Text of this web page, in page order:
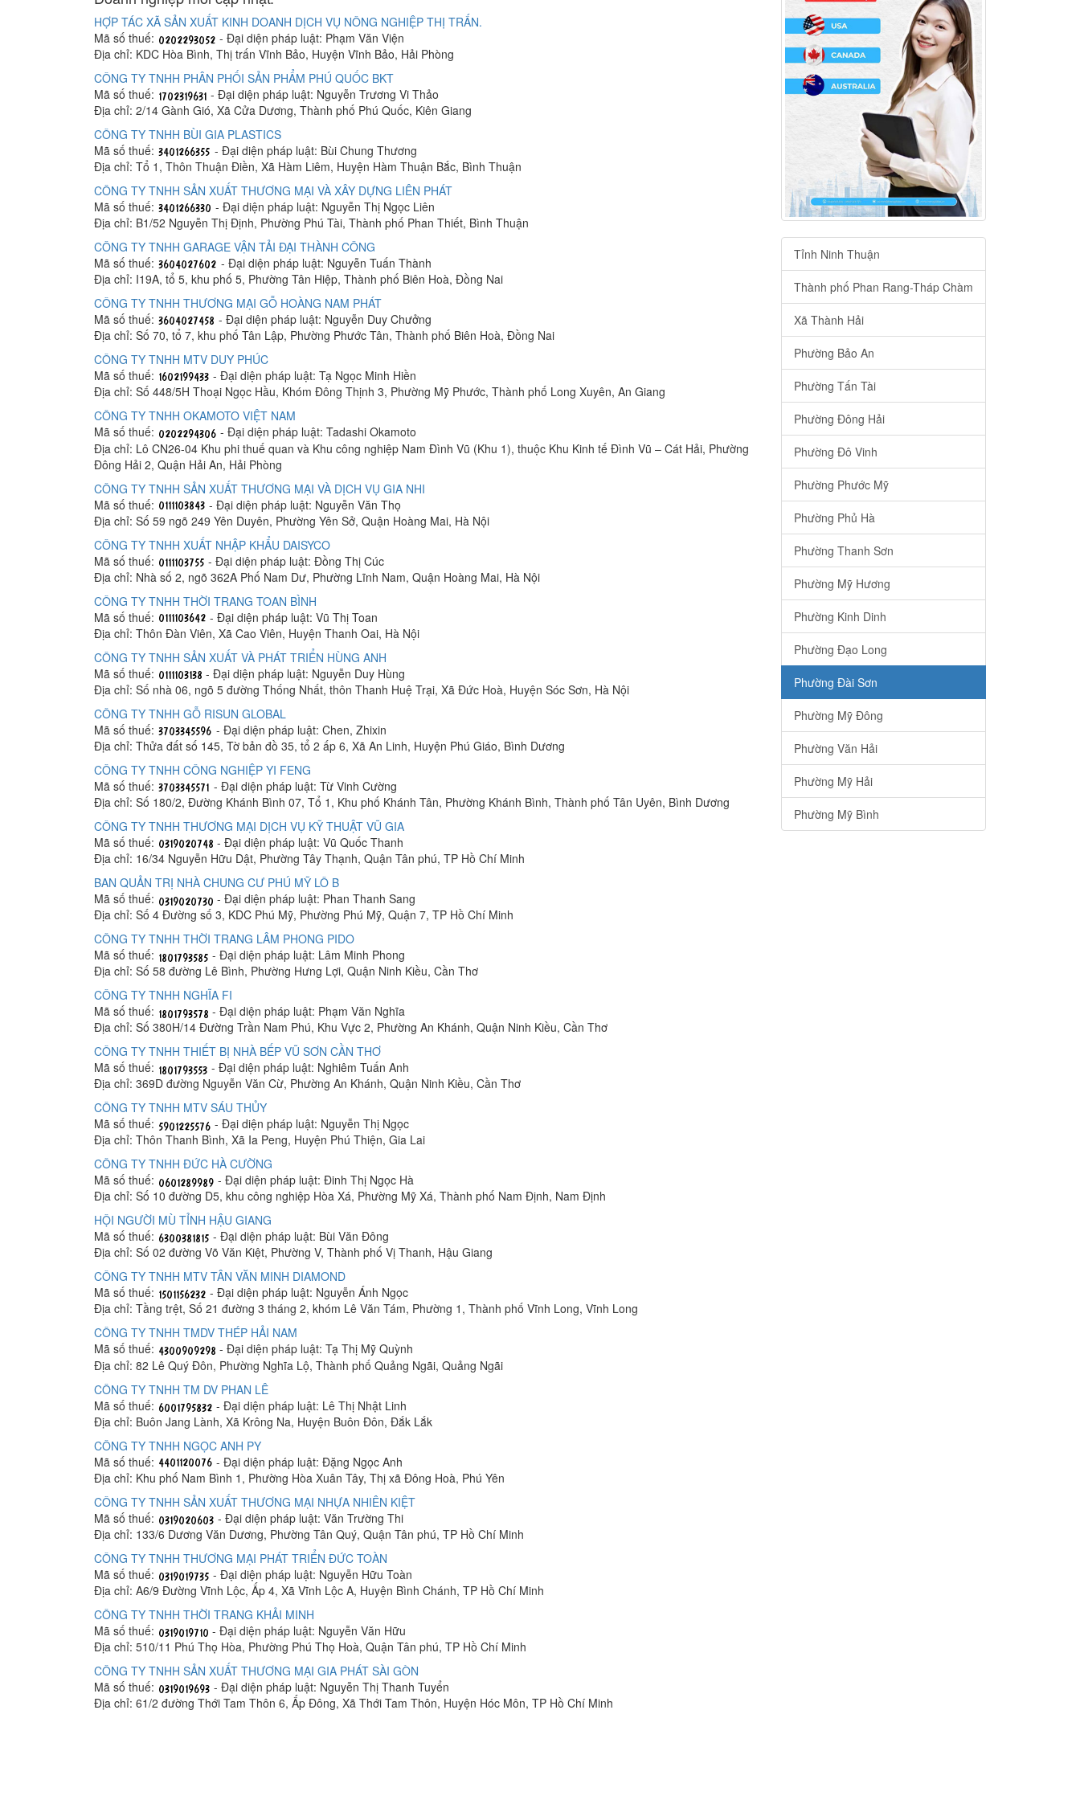
HỢP TÁC XÃ SẢN XUẤT KINH DOANH DỊCH VỤ NÔNG NGHIỆP THỊ TRẤN.
Mã số thuế:
- Đại diện pháp luật: Phạm Văn Viện
Địa chỉ: KDC Hòa Bình, Thị trấn Vĩnh Bảo, Huyện Vĩnh Bảo, Hải Phòng
CÔNG TY TNHH PHÂN PHỐI SẢN PHẨM PHÚ QUỐC BKT
Mã số thuế:
- Đại diện pháp luật: Nguyễn Trương Vi Thảo
Địa chỉ: 2/14 Gành Gió, Xã Cửa Dương, Thành phố Phú Quốc, Kiên Giang
CÔNG TY TNHH BÙI GIA PLASTICS
Mã số thuế:
- Đại diện pháp luật: Bùi Chung Thương
Địa chỉ: Tổ 1, Thôn Thuận Điền, Xã Hàm Liêm, Huyện Hàm Thuận Bắc, Bình Thuận
CÔNG TY TNHH SẢN XUẤT THƯƠNG MẠI VÀ XÂY DỰNG LIÊN PHÁT
Mã số thuế:
- Đại diện pháp luật: Nguyễn Thị Ngọc Liên
Địa chỉ: B1/52 Nguyễn Thị Định, Phường Phú Tài, Thành phố Phan Thiết, Bình Thuận
CÔNG TY TNHH GARAGE VẬN TẢI ĐẠI THÀNH CÔNG
Mã số thuế:
- Đại diện pháp luật: Nguyễn Tuấn Thành
Địa chỉ: I19A, tổ 5, khu phố 5, Phường Tân Hiệp, Thành phố Biên Hoà, Đồng Nai
CÔNG TY TNHH THƯƠNG MẠI GỖ HOÀNG NAM PHÁT
Mã số thuế:
- Đại diện pháp luật: Nguyễn Duy Chưởng
Địa chỉ: Số 70, tổ 7, khu phố Tân Lập, Phường Phước Tân, Thành phố Biên Hoà, Đồng Nai
CÔNG TY TNHH MTV DUY PHÚC
Mã số thuế:
- Đại diện pháp luật: Tạ Ngọc Minh Hiền
Địa chỉ: Số 448/5H Thoại Ngọc Hầu, Khóm Đông Thịnh 3, Phường Mỹ Phước, Thành phố Long Xuyên, An Giang
CÔNG TY TNHH OKAMOTO VIỆT NAM
Mã số thuế:
- Đại diện pháp luật: Tadashi Okamoto
Địa chỉ: Lô CN26-04 Khu phi thuế quan và Khu công nghiệp Nam Đình Vũ (Khu 1), thuộc Khu Kinh tế Đình Vũ – Cát Hải, Phường
Đông Hải 2, Quận Hải An, Hải Phòng
CÔNG TY TNHH SẢN XUẤT THƯƠNG MẠI VÀ DỊCH VỤ GIA NHI
Mã số thuế:
- Đại diện pháp luật: Nguyễn Văn Thọ
Địa chỉ: Số 59 ngõ 249 Yên Duyên, Phường Yên Sở, Quận Hoàng Mai, Hà Nội
CÔNG TY TNHH XUẤT NHẬP KHẨU DAISYCO
Mã số thuế:
- Đại diện pháp luật: Đồng Thị Cúc
Địa chỉ: Nhà số 2, ngõ 362A Phố Nam Dư, Phường Lĩnh Nam, Quận Hoàng Mai, Hà Nội
CÔNG TY TNHH THỜI TRANG TOAN BÌNH
Mã số thuế:
- Đại diện pháp luật: Vũ Thị Toan
Địa chỉ: Thôn Đàn Viên, Xã Cao Viên, Huyện Thanh Oai, Hà Nội
CÔNG TY TNHH SẢN XUẤT VÀ PHÁT TRIỂN HÙNG ANH
Mã số thuế:
- Đại diện pháp luật: Nguyễn Duy Hùng
Địa chỉ: Số nhà 06, ngõ 5 đường Thống Nhất, thôn Thanh Huệ Trại, Xã Đức Hoà, Huyện Sóc Sơn, Hà Nội
CÔNG TY TNHH GỖ RISUN GLOBAL
Mã số thuế:
- Đại diện pháp luật: Chen, Zhixin
Địa chỉ: Thửa đất số 145, Tờ bản đồ 35, tổ 2 ấp 6, Xã An Linh, Huyện Phú Giáo, Bình Dương
CÔNG TY TNHH CÔNG NGHIỆP YI FENG
Mã số thuế:
- Đại diện pháp luật: Từ Vinh Cường
Địa chỉ: Số 180/2, Đường Khánh Bình 07, Tổ 1, Khu phố Khánh Tân, Phường Khánh Bình, Thành phố Tân Uyên, Bình Dương
CÔNG TY TNHH THƯƠNG MẠI DỊCH VỤ KỸ THUẬT VŨ GIA
Mã số thuế:
- Đại diện pháp luật: Vũ Quốc Thanh
Địa chỉ: 16/34 Nguyễn Hữu Dật, Phường Tây Thạnh, Quận Tân phú, TP Hồ Chí Minh
BAN QUẢN TRỊ NHÀ CHUNG CƯ PHÚ MỸ LÔ B
Mã số thuế:
- Đại diện pháp luật: Phan Thanh Sang
Địa chỉ: Số 4 Đường số 3, KDC Phú Mỹ, Phường Phú Mỹ, Quận 7, TP Hồ Chí Minh
CÔNG TY TNHH THỜI TRANG LÂM PHONG PIDO
Mã số thuế:
- Đại diện pháp luật: Lâm Minh Phong
Địa chỉ: Số 58 đường Lê Bình, Phường Hưng Lợi, Quận Ninh Kiều, Cần Thơ
CÔNG TY TNHH NGHĨA FI
Mã số thuế:
- Đại diện pháp luật: Phạm Văn Nghĩa
Địa chỉ: Số 380H/14 Đường Trần Nam Phú, Khu Vực 2, Phường An Khánh, Quận Ninh Kiều, Cần Thơ
CÔNG TY TNHH THIẾT BỊ NHÀ BẾP VŨ SƠN CẦN THƠ
Mã số thuế:
- Đại diện pháp luật: Nghiêm Tuấn Anh
Địa chỉ: 369D đường Nguyễn Văn Cừ, Phường An Khánh, Quận Ninh Kiều, Cần Thơ
CÔNG TY TNHH MTV SÁU THỦY
Mã số thuế:
- Đại diện pháp luật: Nguyễn Thị Ngọc
Địa chỉ: Thôn Thanh Bình, Xã Ia Peng, Huyện Phú Thiện, Gia Lai
CÔNG TY TNHH ĐỨC HÀ CƯỜNG
Mã số thuế:
- Đại diện pháp luật: Đinh Thị Ngọc Hà
Địa chỉ: Số 10 đường D5, khu công nghiệp Hòa Xá, Phường Mỹ Xá, Thành phố Nam Định, Nam Định
HỘI NGƯỜI MÙ TỈNH HẬU GIANG
Mã số thuế:
- Đại diện pháp luật: Bùi Văn Đông
Địa chỉ: Số 02 đường Võ Văn Kiệt, Phường V, Thành phố Vị Thanh, Hậu Giang
CÔNG TY TNHH MTV TÂN VĂN MINH DIAMOND
Mã số thuế:
- Đại diện pháp luật: Nguyễn Ánh Ngọc
Địa chỉ: Tầng trệt, Số 21 đường 3 tháng 2, khóm Lê Văn Tám, Phường 1, Thành phố Vĩnh Long, Vĩnh Long
CÔNG TY TNHH TMDV THÉP HẢI NAM
Mã số thuế:
- Đại diện pháp luật: Tạ Thị Mỹ Quỳnh
Địa chỉ: 82 Lê Quý Đôn, Phường Nghĩa Lộ, Thành phố Quảng Ngãi, Quảng Ngãi
CÔNG TY TNHH TM DV PHAN LÊ
Mã số thuế:
- Đại diện pháp luật: Lê Thị Nhật Linh
Địa chỉ: Buôn Jang Lành, Xã Krông Na, Huyện Buôn Đôn, Đắk Lắk
CÔNG TY TNHH NGỌC ANH PY
Mã số thuế:
- Đại diện pháp luật: Đặng Ngọc Anh
Địa chỉ: Khu phố Nam Bình 1, Phường Hòa Xuân Tây, Thị xã Đông Hoà, Phú Yên
CÔNG TY TNHH SẢN XUẤT THƯƠNG MẠI NHỰA NHIÊN KIỆT
Mã số thuế:
- Đại diện pháp luật: Văn Trường Thi
Địa chỉ: 133/6 Dương Văn Dương, Phường Tân Quý, Quận Tân phú, TP Hồ Chí Minh
CÔNG TY TNHH THƯƠNG MẠI PHÁT TRIỂN ĐỨC TOÀN
Mã số thuế:
- Đại diện pháp luật: Nguyễn Hữu Toàn
Địa chỉ: A6/9 Đường Vĩnh Lộc, Ấp 4, Xã Vĩnh Lộc A, Huyện Bình Chánh, TP Hồ Chí Minh
CÔNG TY TNHH THỜI TRANG KHẢI MINH
Mã số thuế:
- Đại diện pháp luật: Nguyễn Văn Hữu
Địa chỉ: 510/11 Phú Thọ Hòa, Phường Phú Thọ Hoà, Quận Tân phú, TP Hồ Chí Minh
CÔNG TY TNHH SẢN XUẤT THƯƠNG MẠI GIA PHÁT SÀI GÒN
Mã số thuế:
- Đại diện pháp luật: Nguyễn Thị Thanh Tuyển
Địa chỉ: 61/2 đường Thới Tam Thôn 6, Ấp Đông, Xã Thới Tam Thôn, Huyện Hóc Môn, TP Hồ Chí Minh
Tỉnh Ninh Thuận
Thành phố Phan Rang-Tháp Chàm
Xã Thành Hải
Phường Bảo An
Phường Tấn Tài
Phường Đông Hải
Phường Đô Vinh
Phường Phước Mỹ
Phường Phủ Hà
Phường Thanh Sơn
Phường Mỹ Hương
Phường Kinh Dinh
Phường Đạo Long
Phường Đài Sơn
Phường Mỹ Đông
Phường Văn Hải
Phường Mỹ Hải
Phường Mỹ Bình